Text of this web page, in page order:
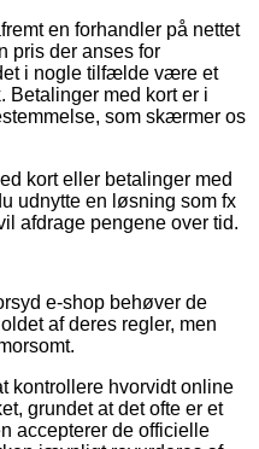
en forhandler på nettet
pris der anses for
i nogle tilfælde være et
Betalinger med kort er i
som skærmer os
kort eller betalinger med
udnytte en løsning som fx
afdrage pengene over tid.
e-shop behøver de
af deres regler, men
kontrollere hvorvidt online
grundet at det ofte er et
accepterer de officielle